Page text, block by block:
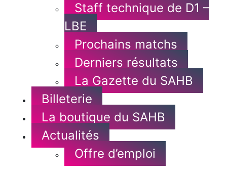
Staff technique de D1 –
LBE
Prochains matchs
Derniers résultats
La Gazette du SAHB
Billeterie
La boutique du SAHB
Actualités
Offre d’emploi